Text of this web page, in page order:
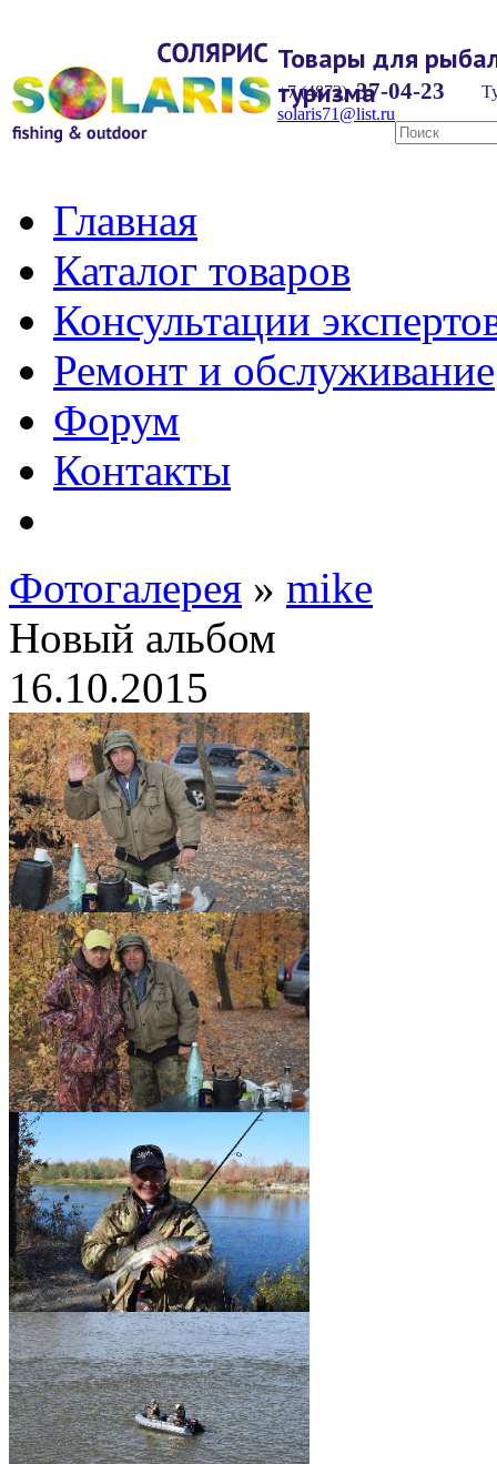
Товары для
туризма
+7 (4872) 37-04-23
solaris71@list.ru
Главная
Каталог товаров
Консультации
Ремонт и обслуживание
Форум
Контакты
Фотогалерея » mike
Новый альбом
16.10.2015